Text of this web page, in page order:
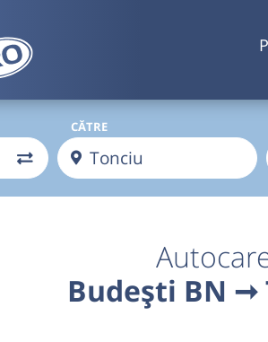
CĂTRE
Budești BN ➞